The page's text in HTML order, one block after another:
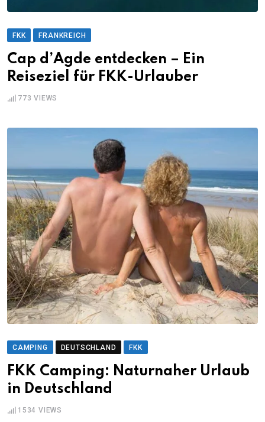
FKK FRANKREICH
Cap d’Agde entdecken – Ein
Reiseziel für FKK-Urlauber
773 VIEWS
CAMPING DEUTSCHLAND FKK
FKK Camping: Naturnaher Urlaub
in Deutschland
1534 VIEWS